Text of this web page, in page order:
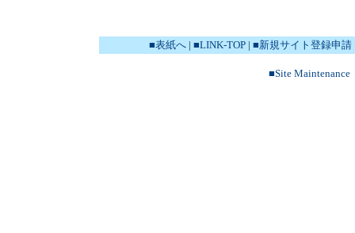
■表紙へ| ■LINK-TOP| ■新規サイト登録申請
■Site Maintenance